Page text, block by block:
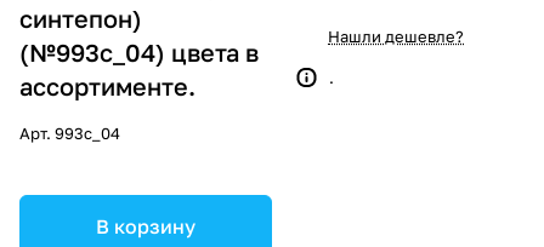
синтепон)
(№993с_04) цвета в
ассортименте.
Арт. 993с_04
В корзину
Нашли дешевле?
.